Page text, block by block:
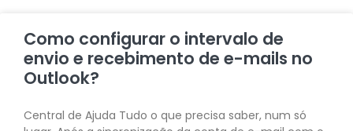
Como configurar o intervalo de
envio e recebimento de e-mails no
Outlook?
Central de Ajuda Tudo o que precisa saber, num só